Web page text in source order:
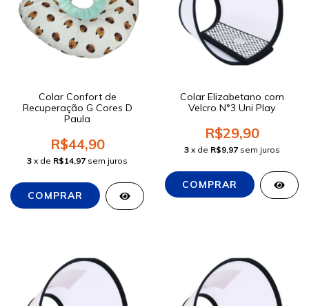
Colar Confort de
Recuperação G Cores D
Paula
R$44,90
3 x de R$14,97 sem juros
Colar Elizabetano com
Velcro N°3 Uni Play
R$29,90
3 x de R$9,97 sem juros